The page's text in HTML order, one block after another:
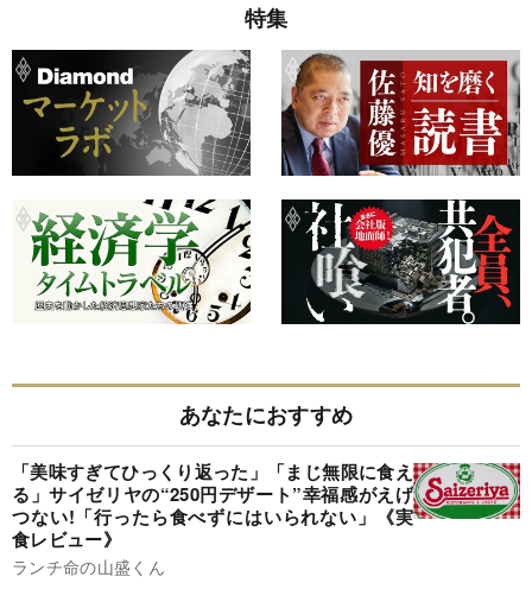
特集
あなたにおすすめ
「美味すぎてひっくり返った」「まじ無限に食え
る」サイゼリヤの“250円デザート”幸福感がえげ
つない!「行ったら食べずにはいられない」《実
食レビュー》
ランチ命の山盛くん